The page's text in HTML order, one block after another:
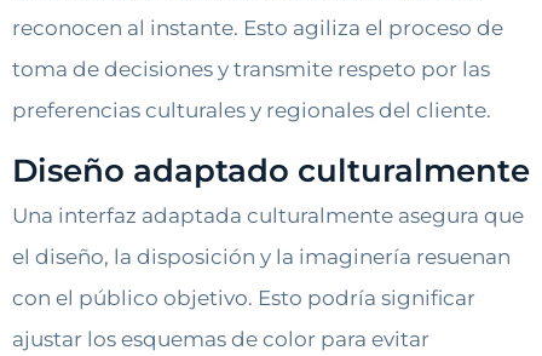
reconocen al instante. Esto agiliza el proceso de
toma de decisiones y transmite respeto por las
preferencias culturales y regionales del cliente.
Diseño adaptado culturalmente
Una interfaz adaptada culturalmente asegura que
el diseño, la disposición y la imaginería resuenan
con el público objetivo. Esto podría significar
ajustar los esquemas de color para evitar